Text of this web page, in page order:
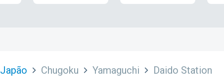
Japão Chugoku Yamaguchi Daido Station